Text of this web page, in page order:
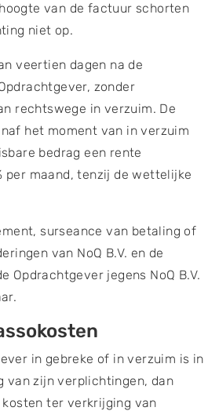
van de factuur schorten
niet op.
veertien dagen na de
zonder
rechtswege in verzuim. De
het moment van in verzuim
bedrag een rente
per maand, tenzij de wettelijke
surseance van betaling of
van NoQ B.V. en de
Opdrachtgever jegens NoQ B.V.
in gebreke of in verzuim is in
van zijn verplichtingen, dan
ter verkrijging van